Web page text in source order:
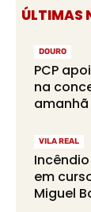
ÚLTIMAS
DOURO
PCP
na
amanhã
VILA REAL
em
Miguel